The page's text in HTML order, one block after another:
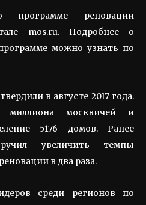
реновации
mos.ru. Подробнее о
можно узнать по
в августе 2017 года.
миллиона москвичей и
5176 домов. Ранее
увеличить темпы
в два раза.
среди регионов по